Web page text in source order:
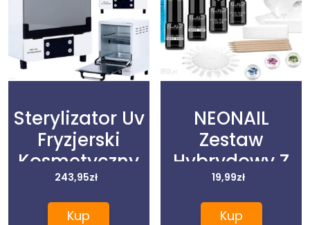
Sterylizator Uv
Fryzjerski
Kosmetyczny
243,95zł
Kup
NEONAIL
Zestaw
Hybrydowy Z
Lampą 9 W
19,99zł
Kup